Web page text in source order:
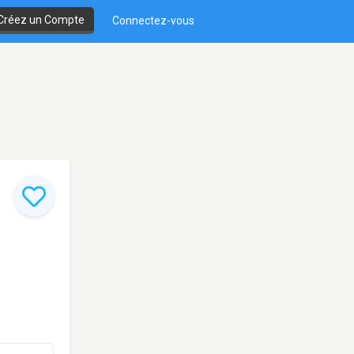
un Compte Connectez-vous